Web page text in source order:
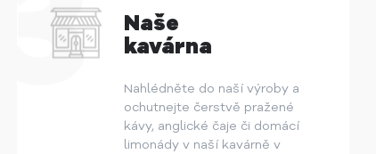
Naše
kavárna
Nahlédněte do naší výroby a
ochutnejte čerstvě pražené
kávy, anglické čaje či domácí
limonády v naší kavárně v